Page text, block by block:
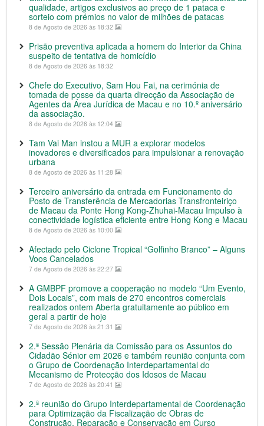
qualidade, artigos exclusivos ao preço de 1 pataca e
sorteio com prémios no valor de milhões de patacas
8 de Agosto de 2026 às 18:32
Prisão preventiva aplicada a homem do Interior da China
suspeito de tentativa de homicídio
8 de Agosto de 2026 às 18:32
Chefe do Executivo, Sam Hou Fai, na cerimónia de
tomada de posse da quarta direcção da Associação de
Agentes da Área Jurídica de Macau e no 10.º aniversário
da associação.
8 de Agosto de 2026 às 12:04
Tam Vai Man instou a MUR a explorar modelos
inovadores e diversificados para impulsionar a renovação
urbana
8 de Agosto de 2026 às 11:28
Terceiro aniversário da entrada em Funcionamento do
Posto de Transferência de Mercadorias Transfronteiriço
de Macau da Ponte Hong Kong-Zhuhai-Macau Impulso à
conectividade logística eficiente entre Hong Kong e Macau
8 de Agosto de 2026 às 10:00
Afectado pelo Ciclone Tropical “Golfinho Branco” – Alguns
Voos Cancelados
7 de Agosto de 2026 às 22:27
A GMBPF promove a cooperação no modelo “Um Evento,
Dois Locais”, com mais de 270 encontros comerciais
realizados ontem Aberta gratuitamente ao público em
geral a partir de hoje
7 de Agosto de 2026 às 21:31
2.ª Sessão Plenária da Comissão para os Assuntos do
Cidadão Sénior em 2026 e também reunião conjunta com
o Grupo de Coordenação Interdepartamental do
Mecanismo de Protecção dos Idosos de Macau
7 de Agosto de 2026 às 20:41
2.ª reunião do Grupo Interdepartamental de Coordenação
para Optimização da Fiscalização de Obras de
Construção, Reparação e Conservação em Curso